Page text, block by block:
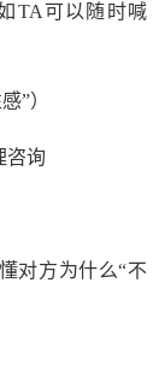
TA可以随时喊
”）
咨询
对方为什么“不